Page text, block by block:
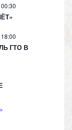
00:30
18:00
ГТО В